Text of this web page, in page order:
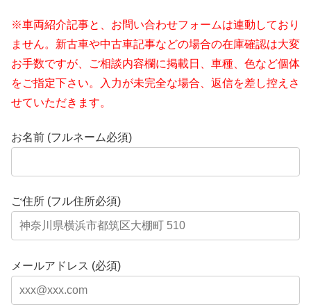
※車両紹介記事と、お問い合わせフォームは連動しており
ません。新古車や中古車記事などの場合の在庫確認は大変
お手数ですが、ご相談内容欄に掲載日、車種、色など個体
をご指定下さい。入力が未完全な場合、返信を差し控えさ
せていただきます。
お名前 (フルネーム必須)
ご住所 (フル住所必須)
メールアドレス (必須)